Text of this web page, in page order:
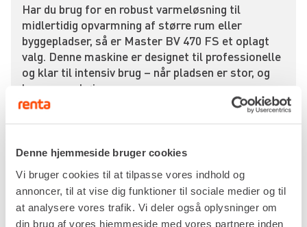
Denne hjemmeside bruger cookies
Vi bruger cookies til at tilpasse vores indhold og
annoncer, til at vise dig funktioner til sociale medier og til
at analysere vores trafik. Vi deler også oplysninger om
din brug af vores hjemmeside med vores partnere inden
Har du brug for en robust varmeløsning til
midlertidig opvarmning af større rum eller
byggepladser, så er Master BV 470 FS et oplagt
valg. Denne maskine er designet til professionelle
og klar til intensiv brug – når pladsen er stor, og
kravene er høje.
Maskinen er en indirekte fyret varmekanon, som
Typiske anvendelses-muligheder:
– Opvarmning af store lagerhaller, værksteder
eller produktion der midlertidigt mangler
permanent varme.